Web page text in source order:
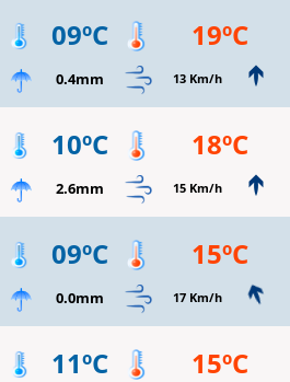
09ºC 19ºC
0.4mm 13 Km/h
10ºC 18ºC
2.6mm 15 Km/h
09ºC 15ºC
0.0mm 17 Km/h
11ºC 15ºC